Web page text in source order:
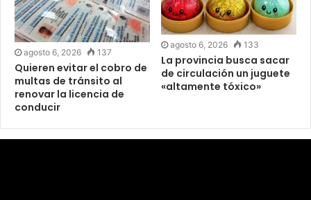
agosto 6, 2026 137
Quieren evitar el cobro de
multas de tránsito al
renovar la licencia de
conducir
agosto 6, 2026 133
La provincia busca sacar
de circulación un juguete
«altamente tóxico»